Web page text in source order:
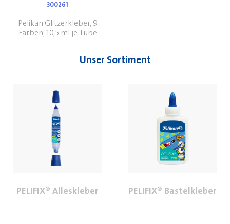
300261
Pelikan Glitzerkleber, 9
Farben, 10,5 ml je Tube
Unser Sortiment
PELIFIX® Alleskleber PELIFIX® Bastelkleber